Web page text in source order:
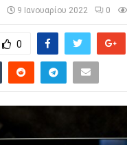
9 Ιανουαρίου 2022 0
0